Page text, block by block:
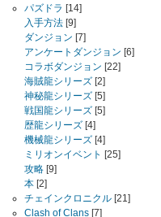
パズドラ [14]
入手方法 [9]
ダンジョン [7]
アンケートダンジョン [6]
コラボダンジョン [22]
海賊龍シリーズ [2]
神秘龍シリーズ [5]
戦国龍シリーズ [5]
歴龍シリーズ [4]
機械龍シリーズ [4]
ミリオンイベント [25]
攻略 [9]
本 [2]
チェインクロニクル [21]
Clash of Clans [7]